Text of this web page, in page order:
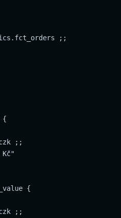
;;
{
;;
Kč"
{
;;